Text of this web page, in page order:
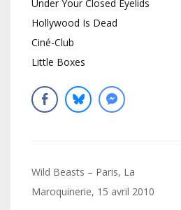
Under Your Closed Eyelids
Hollywood Is Dead
Ciné-Club
Little Boxes
Navigation
de
Wild Beasts – Paris, La
Maroquinerie, 15 avril 2010